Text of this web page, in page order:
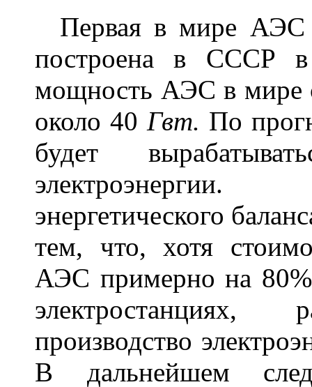
Первая в мире
построена в СССР
мощность АЭС в мире
около 40 Гвт. По
будет
энергетического
тем, что, хотя
АЭС примерно на
производство
В дальнейшем